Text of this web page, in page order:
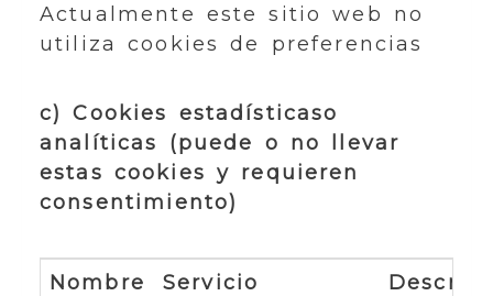
Actualmente este sitio web no
utiliza cookies de preferencias
c) Cookies estadísticaso
analíticas (puede o no llevar
estas cookies y requieren
consentimiento)
Nombre Servicio